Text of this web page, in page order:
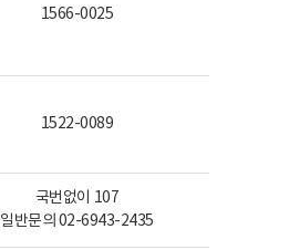
1566-0025
1522-0089
국번없이 107
일반문의 02-6943-2435